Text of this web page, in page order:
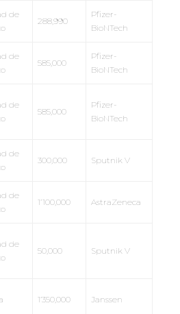
de
288,990
Pfizer-
BioNTech
de
585,000
Pfizer-
BioNTech
de
585,000
Pfizer-
BioNTech
de
300,000 Sputnik V
de
1’100,000 AstraZeneca
de
50,000 Sputnik V
1’350,000 Janssen